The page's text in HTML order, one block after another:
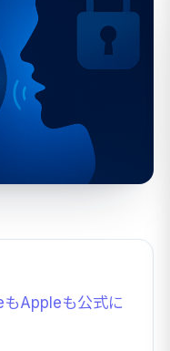
もAppleも公式に